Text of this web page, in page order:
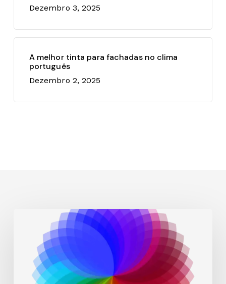
Dezembro 3, 2025
A melhor tinta para fachadas no clima
português
Dezembro 2, 2025
fachadas
casas
antigas